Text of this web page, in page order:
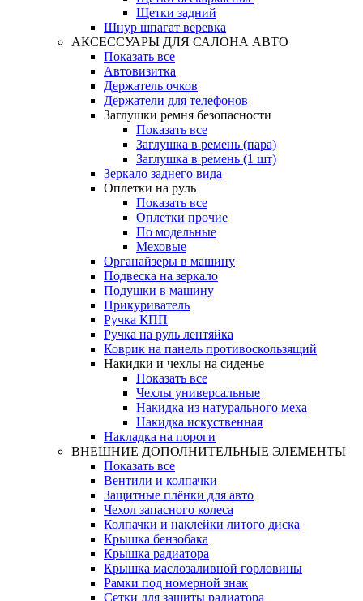
Щетки задний
Шнур шпагат веревка
АКСЕССУАРЫ ДЛЯ САЛОНА АВТО
Показать все
Автовизитка
Держатель очков
Держатели для телефонов
Заглушки ремня безопасности
Показать все
Заглушка в ремень (пара)
Заглушка в ремень (1 шт)
Зеркало заднего вида
Оплетки на руль
Показать все
Оплетки прочиe
По модельные
Меховые
Органайзеры в машину
Подвеска на зеркало
Подушки в машину
Прикуриватель
Ручка КПП
Ручка на руль лентяйка
Коврик на панель противоскользящий
Накидки и чехлы на сиденье
Показать все
Чехлы универсальные
Накидка из натурального меха
Накидка искуственная
Накладка на пороги
ВНЕШНИЕ ДОПОЛНИТЕЛЬНЫЕ ЭЛЕМЕНТЫ
Показать все
Вентили и колпачки
Защитные плёнки для авто
Чехол запасного колеса
Колпачки и наклейки литого диска
Крышка бензобака
Крышка радиатора
Крышка маслозаливной горловины
Рамки под номерной знак
Сетки для защиты радиатора